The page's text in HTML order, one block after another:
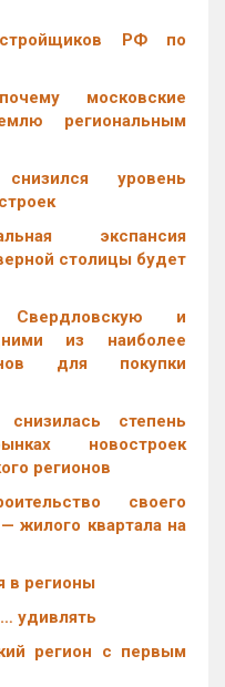
РФ по
московские
региональным
уровень
экспансия
столицы будет
Свердловскую и
из наиболее
для покупки
степень
новостроек
регионов
своего
жилого квартала на
в регионы
удивлять
регион с первым